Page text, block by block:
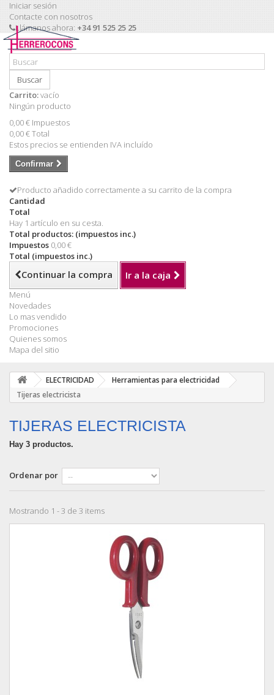
Iniciar sesión
Contacte con nosotros
Llámanos ahora: +34 91 525 25 25
Buscar
Carrito:vacío
Ningún producto
0,00 € Impuestos
0,00 €Total
Estos precios se entienden IVA incluído
Confirmar
Producto añadido correctamente a su carrito de la compra
Cantidad
Total
Hay 1 artículo en su cesta.
Total productos: (impuestos inc.)
Impuestos 0,00 €
Total (impuestos inc.)
Continuar la compra Ir a la caja
Menú
Novedades
Lo mas vendido
Promociones
Quienes somos
Mapa del sitio
ELECTRICIDAD
Herramientas para electricidad
Tijeras electricista
TIJERAS ELECTRICISTA
Hay 3 productos.
Ordenar por
Mostrando 1 - 3 de 3 items